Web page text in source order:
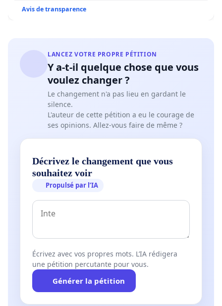
Et si vous êtes incapables d’imaginer un autre
tant écouter. Pourquoi ne pas les suivre pour
réenchanter l’avenir de nos enfants ?
Des parents citoyens.
[i] Interpellation d'habitants introduite à
Anderlecht, à Berchem et à Jette en janvier 2026 et
budgétaires relatives à l’enseignement obligatoire
en Fédération Wallonie-Bruxelles.
[ii] Communiqué de la FAPEO et de l’UFAPEC, en
Avis de transparence
LANCEZ VOTRE PROPRE PÉTITION
Y a-t-il quelque chose que vous
voulez changer ?
Le changement n'a pas lieu en gardant le
silence.
L'auteur de cette pétition a eu le courage de
ses opinions. Allez-vous faire de même ?
Décrivez le changement que vous
souhaitez voir
Propulsé par l’IA
Écrivez avec vos propres mots. L’IA rédigera
une pétition percutante pour vous.
Générer la pétition